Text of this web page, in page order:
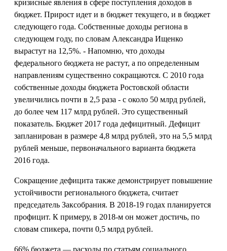
кризисные явления в сфере поступления доходов в
бюджет. Прирост идет и в бюджет текущего, и в бюджет
следующего года. Собственные доходы региона в
следующем году, по словам Александра Ищенко
вырастут на 12,5%. - Напомню, что доходы
федерального бюджета не растут, а по определенным
направлениям существенно сокращаются. С 2010 года
собственные доходы бюджета Ростовской области
увеличились почти в 2,5 раза - с около 50 млрд рублей,
до более чем 117 млрд рублей. Это существенный
показатель. Бюджет 2017 года дефицитный. Дефицит
запланирован в размере 4,8 млрд рублей, это на 5,5 млрд
рублей меньше, первоначального варианта бюджета
2016 года.
Сокращение дефицита также демонстрирует повышение
устойчивости регионального бюджета, считает
председатель Заксобрания. В 2018-19 годах планируется
профицит. К примеру, в 2018-м он может достичь, по
словам спикера, почти 0,5 млрд рублей.